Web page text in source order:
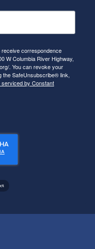
correspondence
W Columbia River Highway,
. You can revoke your
the SafeUnsubscribe® link,
serviced by Constant